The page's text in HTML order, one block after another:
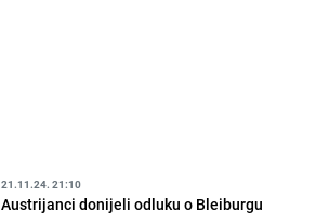
21.11.24. 21:10
Austrijanci donijeli odluku o Bleiburgu